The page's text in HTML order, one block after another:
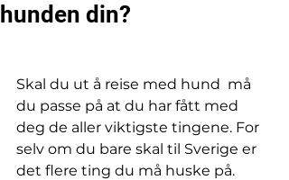
hunden din?
Skal du ut å reise med hund  må
du passe på at du har fått med
deg de aller viktigste tingene. For
selv om du bare skal til Sverige er
det flere ting du må huske på.